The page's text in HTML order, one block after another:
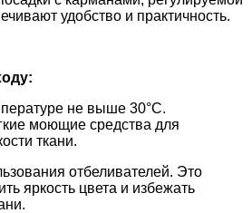
удобство и практичность.
не выше 30°С.
моющие средства для
ткани.
отбеливателей. Это
яркость цвета и избежать